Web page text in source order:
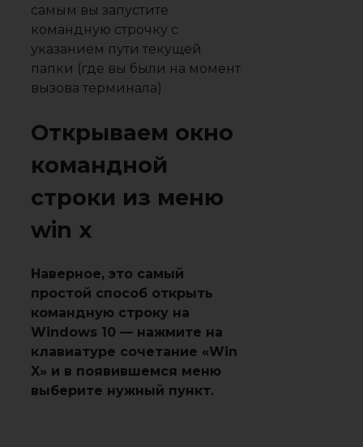
самым вы запустите
командную строчку с
указанием пути текущей
папки (где вы были на момент
вызова терминала)
Открываем окно
командной
строки из меню
win x
Наверное, это самый
простой способ открыть
командную строку на
Windows 10 — нажмите на
клавиатуре сочетание «Win
X» и в появившемся меню
выберите нужный пункт.